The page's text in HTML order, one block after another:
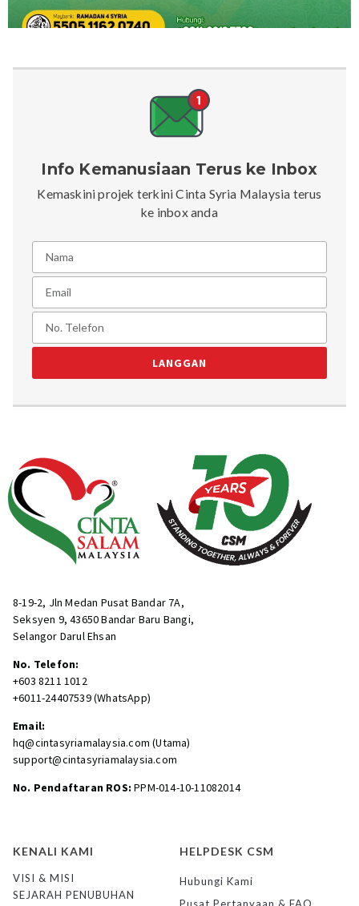
Info Kemanusiaan Terus ke Inbox
Kemaskini projek terkini Cinta Syria Malaysia terus
ke inbox anda
LANGGAN
8-19-2, Jln Medan Pusat Bandar 7A,
Seksyen 9, 43650 Bandar Baru Bangi,
Selangor Darul Ehsan
No. Telefon:
+603 8211 1012
+6011-24407539 (WhatsApp)
Email:
hq@cintasyriamalaysia.com (Utama)
support@cintasyriamalaysia.com
No. Pendaftaran ROS: PPM-014-10-11082014
KENALI KAMI
VISI & MISI
SEJARAH PENUBUHAN
HELPDESK CSM
Hubungi Kami
Pusat Pertanyaan & FAQ